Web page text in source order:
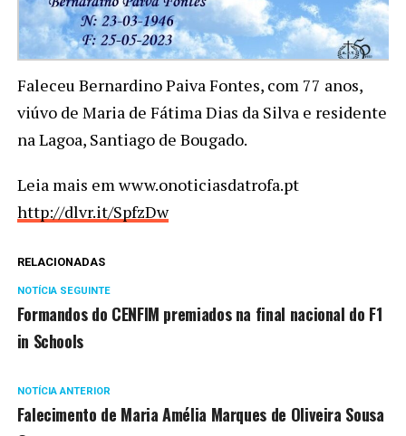
Faleceu Bernardino Paiva Fontes, com 77 anos,
viúvo de Maria de Fátima Dias da Silva e residente
na Lagoa, Santiago de Bougado.
Leia mais em www.onoticiasdatrofa.pt
http://dlvr.it/SpfzDw
RELACIONADAS
NOTÍCIA SEGUINTE
Formandos do CENFIM premiados na final nacional do F1
in Schools
NOTÍCIA ANTERIOR
Falecimento de Maria Amélia Marques de Oliveira Sousa